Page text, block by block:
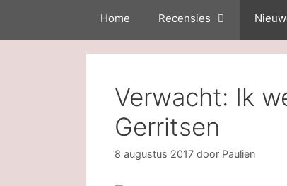
Home Recensies
Verwacht: Ik
Gerritsen
8 augustus 2017 door Paulien